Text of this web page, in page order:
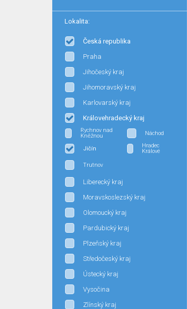
Lokalita:
Česká republika
Praha
Jihočeský kraj
Jihomoravský kraj
Karlovarský kraj
Královehradecký kraj
Rychnov nad
Kněžnou
Náchod
Jičín
Hradec
Králové
Trutnov
Liberecký kraj
Moravskoslezský kraj
Olomoucký kraj
Pardubický kraj
Plzeňský kraj
Středočeský kraj
Ústecký kraj
Vysočina
Zlínský kraj